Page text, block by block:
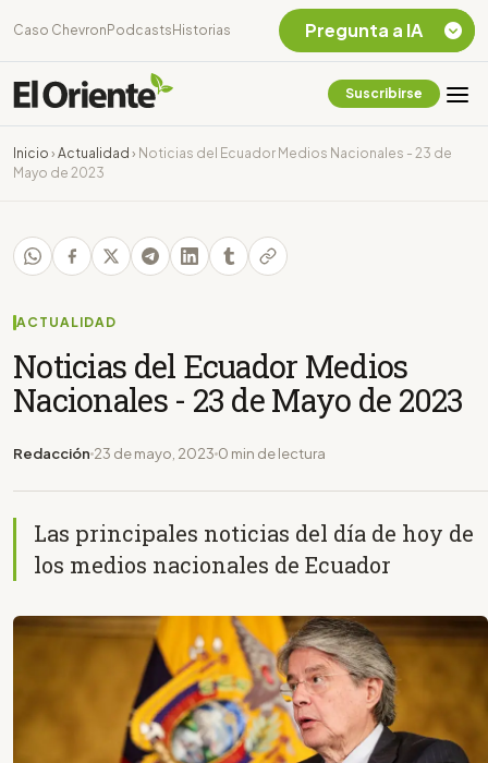
Caso Chevron Podcasts Historias
Suscribirse
Inicio › Actualidad › Noticias del Ecuador Medios Nacionales - 23 de
Mayo de 2023
ACTUALIDAD
Noticias del Ecuador Medios
Nacionales - 23 de Mayo de 2023
Redacción 23 de mayo, 2023 0 min de lectura
Las principales noticias del día de hoy de
los medios nacionales de Ecuador
Pregunta a IA
Chevron Ecuador